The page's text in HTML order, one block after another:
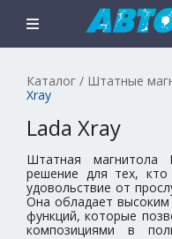
Каталог / Штатные
Xray
Lada Xray
Штатная магнитола
решение для тех, кто
удовольствие от
Она обладает
функций, которые
композициями в